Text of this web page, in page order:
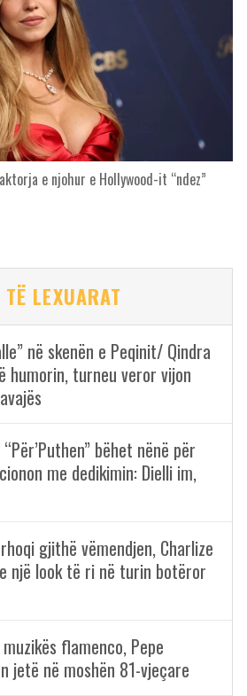
e njohur e Hollywood-it “ndez”
TË LEXUARAT
në skenën e Peqinit/ Qindra
humorin, turneu veror vijon
bëhet nënë për
me dedikimin: Dielli im,
gjithë vëmendjen, Charlize
një look të ri në turin botëror
flamenco, Pepe
jetë në moshën 81-vjeçare